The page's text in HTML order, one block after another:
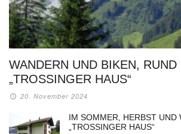
WANDERN UND BIKEN, RUND
„TROSSINGER HAUS“
20. November 2024
IM SOMMER, HERBST UND
„TROSSINGER HAUS“